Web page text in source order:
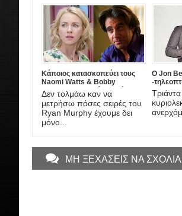
Κάποιος κατασκοπεύει τους
Naomi Watts & Bobby
Cannavale στη νέα σειρά
μυστηρίου που ετοιμάζει ο
Ryan Murphy
Δεν τολμάω καν να
μετρήσω πόσες σειρές του
Ryan Murphy έχουμε δει
μόνο...
Ο Jon
-
ΜΗ ΞΕΧΑΣΕΙΣ ΝΑ